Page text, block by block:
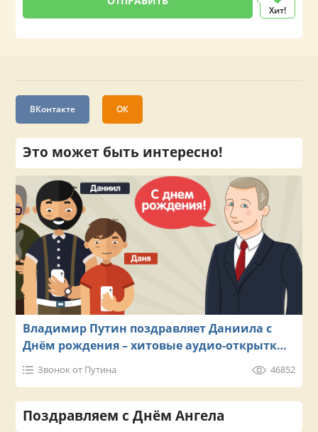
Хит!
ВКонтакте ОК
Это может быть интересно!
Владимир Путин поздравляет Даниила с
Днём рождения – хитовые аудио-открытки
на телефон
Звонок от Путина 46852
Поздравляем с Днём Ангела